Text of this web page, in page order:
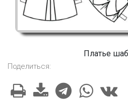
Платье
Поделиться: